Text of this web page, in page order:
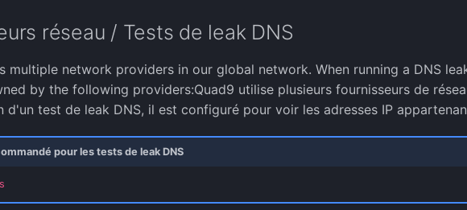
réseau / Tests de leak DNS
multiple network providers in our global network. When running a DNS
by the following providers:Quad9 utilise plusieurs fournisseurs de
d'un test de leak DNS, il est configuré pour voir les adresses IP
pour les tests de leak DNS